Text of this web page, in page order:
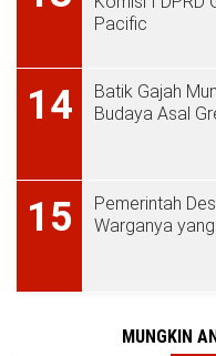
Pacific
14
Batik Gajah
Budaya Asal
15
Pemerintah
Warganya
MUNGKIN